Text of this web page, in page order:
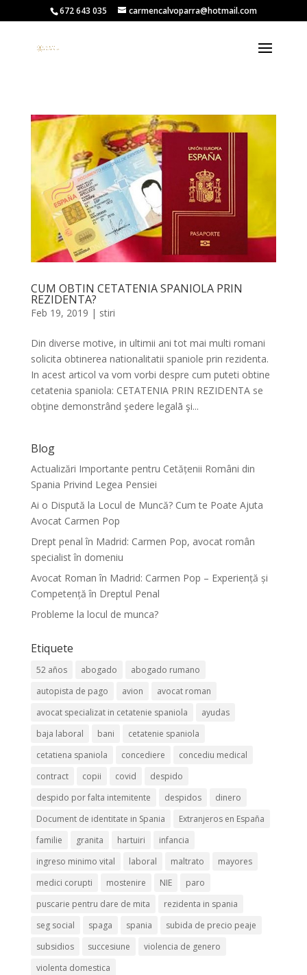
672 643 035 carmencalvoparra@hotmail.com
CUM OBTIN CETATENIA SPANIOLA PRIN
REZIDENTA?
Feb 19, 2019 | stiri
Din diverse motive, in ultimii ani tot mai multi romani
solicita obtinerea nationalitatii spaniole prin rezidenta.
In acest articol va vom vorbi despre cum puteti obtine
cetatenia spaniola: CETATENIA PRIN REZIDENTA se
obţine demonstrând şedere legalā şi...
Blog
Actualizări Importante pentru Cetățenii Români din
Spania Privind Legea Pensiei
Ai o Dispută la Locul de Muncă? Cum te Poate Ajuta
Avocat Carmen Pop
Drept penal în Madrid: Carmen Pop, avocat român
specialist în domeniu
Avocat Roman în Madrid: Carmen Pop – Experiență și
Competență în Dreptul Penal
Probleme la locul de munca?
Etiquete
52 años abogado
abogado rumano
autopista de pago
avion
avocat roman
avocat specializat in cetatenie spaniola
ayudas
baja laboral
bani
cetatenie spaniola
cetatiena spaniola
concediere
concediu medical
contract
copii covid
despido
despido por falta intemitente
despidos
dinero
Document de identitate in Spania
Extranjeros en España
familie
granita hartuiri
infancia
ingreso minimo vital
laboral maltrato
mayores
medici corupti
mostenire NIE
paro
puscarie pentru dare de mita
rezidenta in spania
seg social
spaga spania
subida de precio peaje
subsidios
succesiune
violencia de genero
violenta domestica